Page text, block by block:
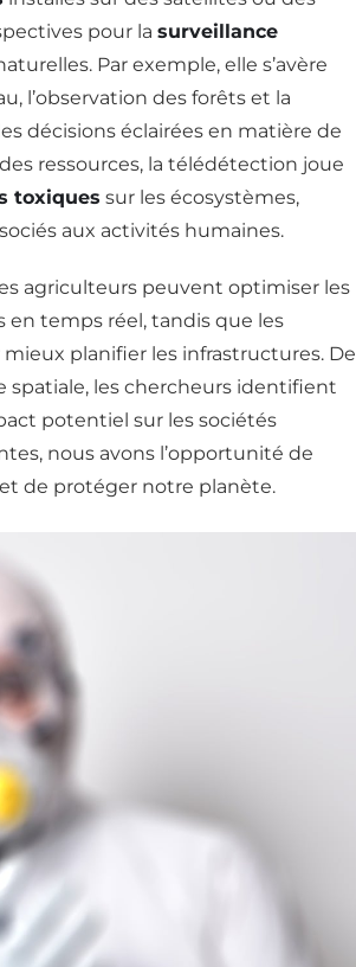
pour la surveillance
Par exemple, elle s’avère
l’observation des forêts et la
décisions éclairées en matière de
ressources, la télédétection joue
toxiques sur les écosystèmes,
aux activités humaines.
agriculteurs peuvent optimiser les
en temps réel, tandis que les
planifier les infrastructures. De
spatiale, les chercheurs identifient
potentiel sur les sociétés
nous avons l’opportunité de
de protéger notre planète.